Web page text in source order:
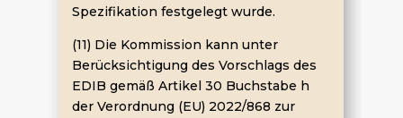
Spezifikation festgelegt wurde.
(11) Die Kommission kann unter
Berücksichtigung des Vorschlags des
EDIB gemäß Artikel 30 Buchstabe h
der Verordnung (EU) 2022/868 zur